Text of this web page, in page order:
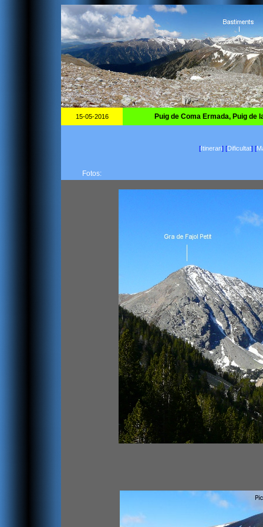
15-05-2016 Puig de Coma Ermada, Puig de
[Itinerari] [Dificultat] [
Fotos: